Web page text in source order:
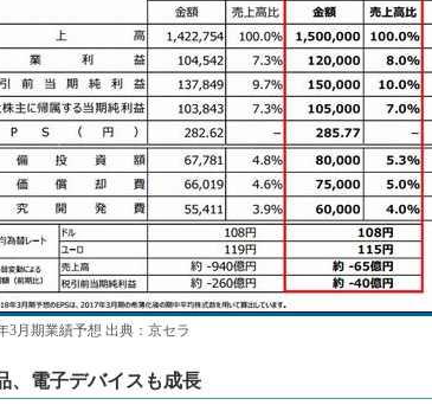
3月期業績予想 出典：京セラ
、電子デバイスも成長